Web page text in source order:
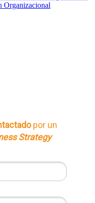
Organizacional
por un
Strategy